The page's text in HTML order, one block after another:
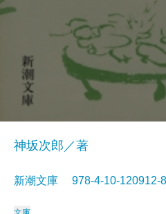
神坂次郎／著
新潮文庫 978-4-10-